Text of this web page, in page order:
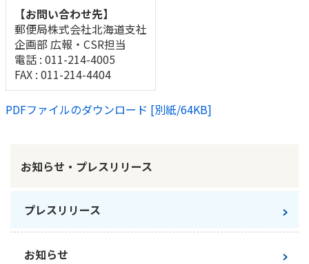
かんぽジャンクション
【お問い合わせ先】
郵便局株式会社北海道支社
企画部 広報・CSR担当
電話 : 011-214-4005
FAX : 011-214-4404
PDFファイルのダウンロード [別紙/64KB]
お知らせ・プレスリリース
プレスリリース
お知らせ